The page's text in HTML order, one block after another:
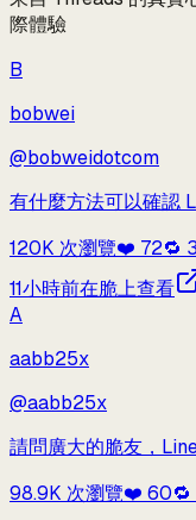
際體驗
B
bobwei
@bobweidotcom
有什麼方法可以確認
120K 次瀏覽❤️ 72🔁
11小時前在脆上查看
A
aabb25x
@aabb25x
請問廣大的脆友，
98.9K 次瀏覽❤️ 60🔁